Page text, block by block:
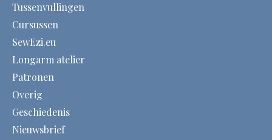
Tussenvullingen
Cursussen
SewEzi.eu
Longarm atelier
Patronen
Overig
Geschiedenis
Nieuwsbrief